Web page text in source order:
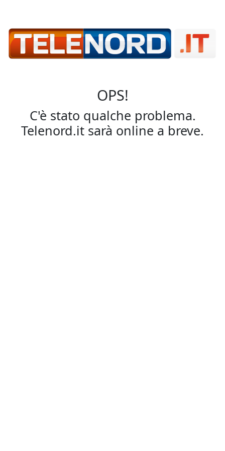
OPS!
C'è stato qualche problema.
Telenord.it sarà online a breve.